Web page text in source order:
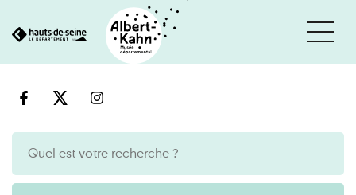
au
Cookies et traceurs utilisés sur ce site